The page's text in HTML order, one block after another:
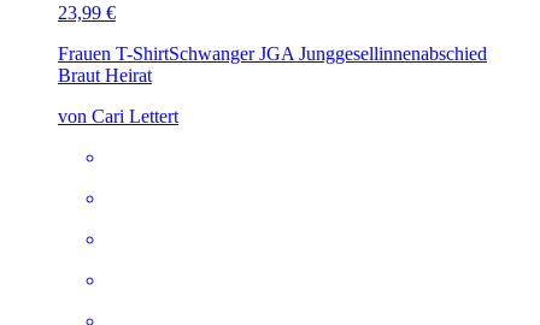
23,99 €
Frauen T-ShirtSchwanger JGA Junggesellinnenabschied
Braut Heirat
von Cari Lettert